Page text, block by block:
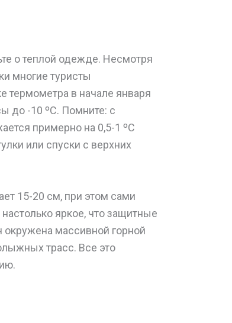
о теплой одежде. Несмотря
многие туристы
термометра в начале января
до -10 ºС. Помните: с
примерно на 0,5-1 ºС
или спуски с верхних
15-20 см, при этом сами
яркое, что защитные
окружена массивной горной
трасс. Все это